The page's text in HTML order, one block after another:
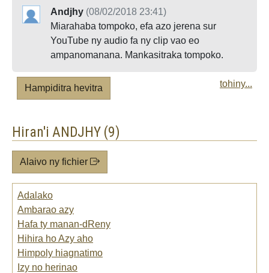
Andjhy (08/02/2018 23:41)
Miarahaba tompoko, efa azo jerena sur
YouTube ny audio fa ny clip vao eo
ampanomanana. Mankasitraka tompoko.
Hampiditra hevitra tohiny...
Hiran'i ANDJHY (9)
Alaivo ny fichier
Adalako
Ambarao azy
Hafa ty manan-dReny
Hihira ho Azy aho
Himpoly hiagnatimo
Izy no herinao